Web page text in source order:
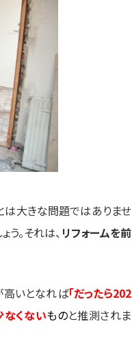
は大きな問題ではありませ
。それは、 リフォームを前
高いとなれば「だったら202
なくないものと推測されま